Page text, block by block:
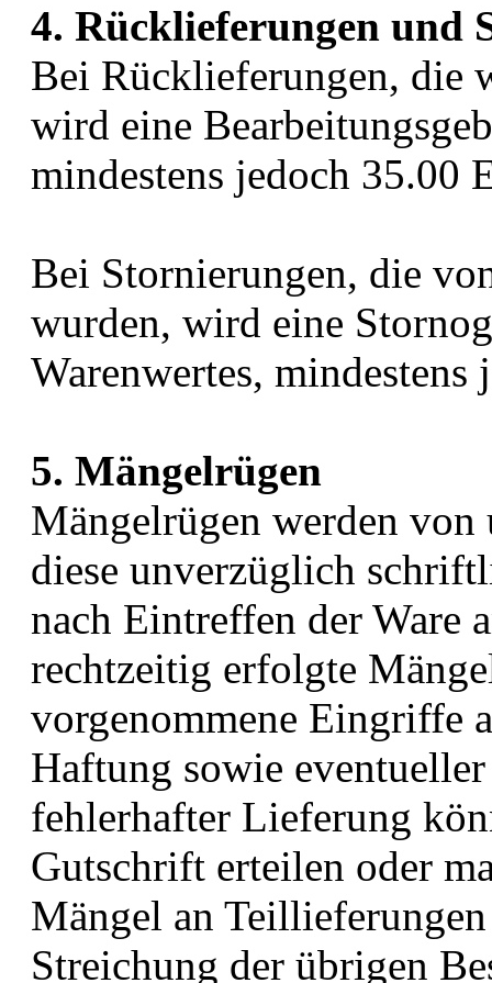
4. Rücklieferungen und
Bei Rücklieferungen, die
wird eine
mindestens jedoch 35.00
Bei Stornierungen, die
wurden, wird eine
Warenwertes,
5. Mängelrügen
Mängelrügen werden von
diese unverzüglich
nach Eintreffen der Ware
rechtzeitig erfolgte
vorgenommene Eingriffe
Haftung sowie
fehlerhafter Lieferung
Gutschrift erteilen oder
Mängel an
Streichung der übrigen